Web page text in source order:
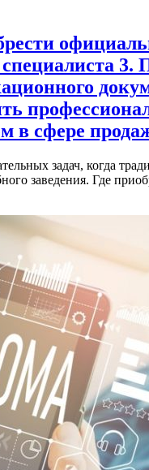
в сфере
задач, когда
заведения. Где